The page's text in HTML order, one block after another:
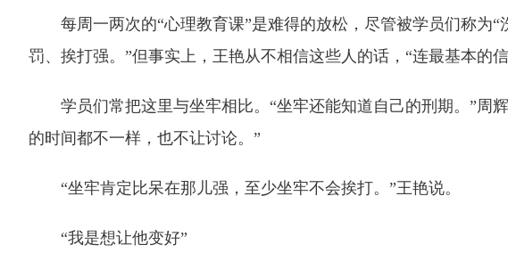
每周一两次的“心理教育课”是难得的放松，尽管被学员们称为“
罚、挨打强。”但事实上，王艳从不相信这些人的话，“连最基本的
学员们常把这里与坐牢相比。“坐牢还能知道自己的刑期。”周
的时间都不一样，也不让讨论。”
“坐牢肯定比呆在那儿强，至少坐牢不会挨打。”王艳说。
“我是想让他变好”